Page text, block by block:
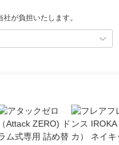
が負担いたします。